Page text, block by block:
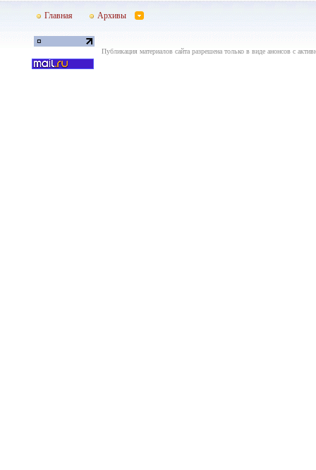
Главная Архивы
Публикация материалов сайта разрешена только в виде анонсов с